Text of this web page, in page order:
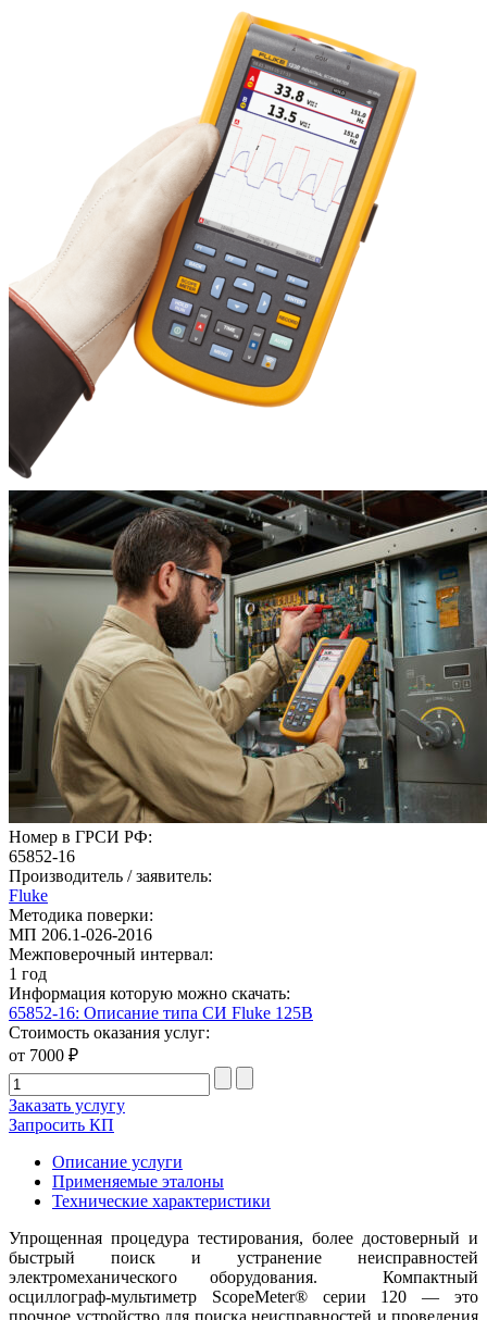
Номер в ГРСИ РФ:
65852-16
Производитель / заявитель:
Fluke
Методика поверки:
МП 206.1-026-2016
Межповерочный интервал:
1 год
Информация которую можно скачать:
65852-16: Описание типа СИ Fluke 125B
Стоимость оказания услуг:
от 7000 ₽
Заказать услугу
Запросить КП
Описание услуги
Применяемые эталоны
Технические характеристики
Упрощенная процедура тестирования, более достоверный и
быстрый поиск и устранение неисправностей
электромеханического оборудования. Компактный
осциллограф-мультиметр ScopeMeter® серии 120 — это
прочное устройство для поиска неисправностей и проведения